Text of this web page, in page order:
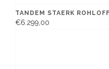
TANDEM STAERK
€6.299,00